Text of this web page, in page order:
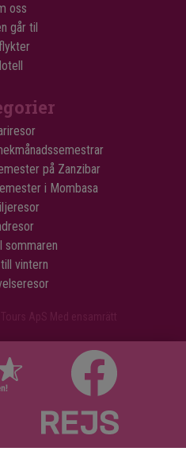
oss
går til
på Zanzibar
i Mombasa
sommaren
vintern